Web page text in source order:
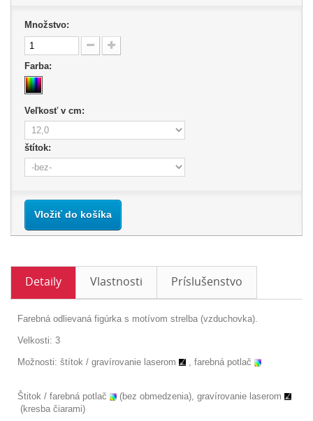
Množstvo:
Farba:
Veľkosť v cm:
štítok:
Vložiť do košíka
Detaily Vlastnosti Príslušenstvo
Farebná odlievaná figúrka s motívom strelba (vzduchovka).
Velkosti: 3
Možnosti: štítok / gravírovanie laserom , farebná potlač
Štitok / farebná potlač
(bez obmedzenia), gravírovanie laserom
(kresba čiarami)